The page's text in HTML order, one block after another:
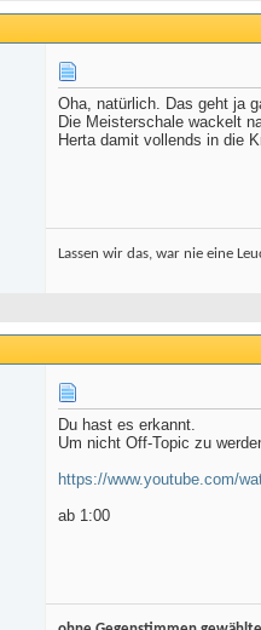
Oha, natürlich. Das geht ja
Die Meisterschale wackelt
Herta damit vollends in die
Lassen wir das, war nie eine
Du hast es erkannt.
Um nicht Off-Topic zu
https://www.youtube.com/
ab 1:00